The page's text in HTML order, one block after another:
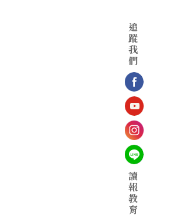
追
蹤
我
們
讀
報
教
育